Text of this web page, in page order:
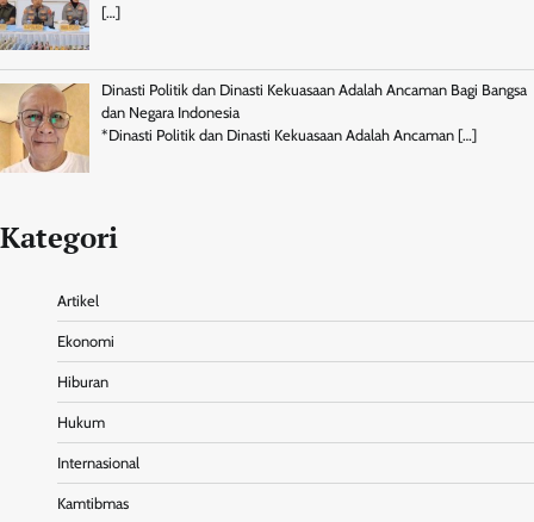
[…]
Dinasti Politik dan Dinasti Kekuasaan Adalah Ancaman Bagi Bangsa
dan Negara Indonesia
*Dinasti Politik dan Dinasti Kekuasaan Adalah Ancaman […]
Kategori
Artikel
Ekonomi
Hiburan
Hukum
Internasional
Kamtibmas